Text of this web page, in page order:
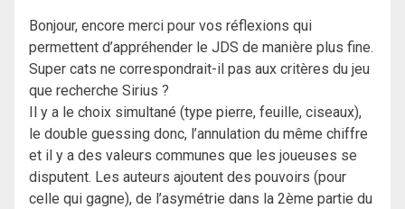
Bonjour, encore merci pour vos réflexions qui
permettent d’appréhender le JDS de manière plus fine.
Super cats ne correspondrait-il pas aux critères du jeu
que recherche Sirius ?
Il y a le choix simultané (type pierre, feuille, ciseaux),
le double guessing donc, l’annulation du même chiffre
et il y a des valeurs communes que les joueuses se
disputent. Les auteurs ajoutent des pouvoirs (pour
celle qui gagne), de l’asymétrie dans la 2ème partie du